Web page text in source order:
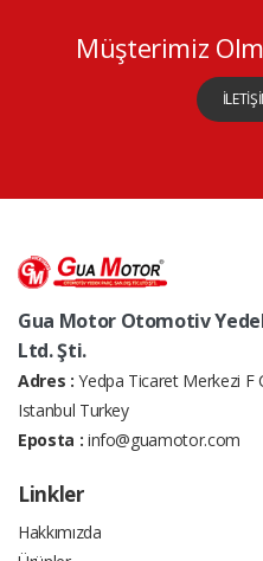
Müşterimiz
Gua Motor Otomotiv
Ltd. Şti.
Adres : Yedpa Ticaret Merkezi F
Istanbul Turkey
Eposta : info@guamotor.com
Linkler
Hakkımızda